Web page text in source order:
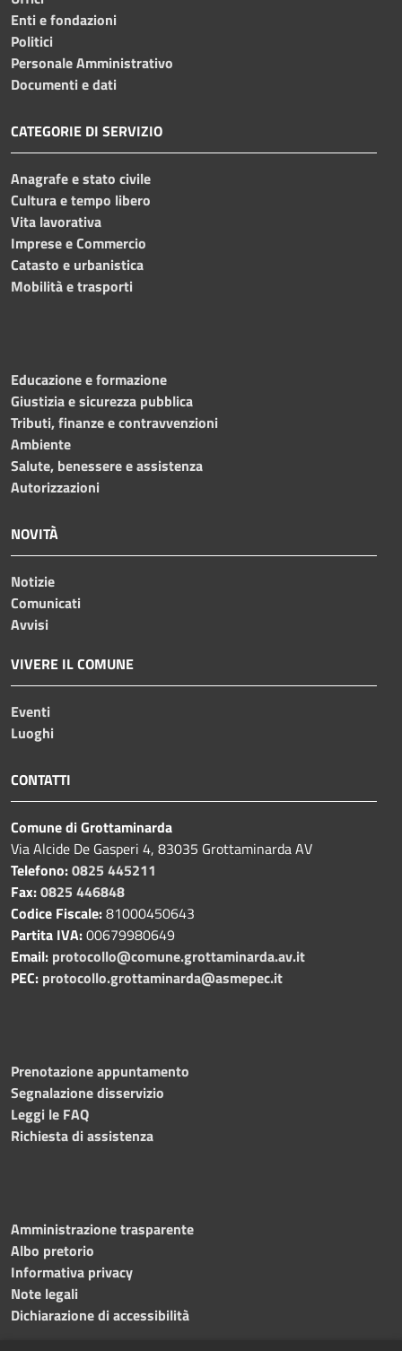
Enti e fondazioni
Politici
Personale Amministrativo
Documenti e dati
CATEGORIE DI SERVIZIO
Anagrafe e stato civile
Cultura e tempo libero
Vita lavorativa
Imprese e Commercio
Catasto e urbanistica
Mobilità e trasporti
Educazione e formazione
Giustizia e sicurezza pubblica
Tributi, finanze e contravvenzioni
Ambiente
Salute, benessere e assistenza
Autorizzazioni
NOVITÀ
Notizie
Comunicati
Avvisi
VIVERE IL COMUNE
Eventi
Luoghi
CONTATTI
Comune di Grottaminarda
Via Alcide De Gasperi 4, 83035 Grottaminarda AV
Telefono:0825 445211
Fax:0825 446848
Codice Fiscale:81000450643
Partita IVA:00679980649
Email: protocollo@comune.grottaminarda.av.it
PEC: protocollo.grottaminarda@asmepec.it
Prenotazione appuntamento
Segnalazione disservizio
Leggi le FAQ
Richiesta di assistenza
Amministrazione trasparente
Albo pretorio
Informativa privacy
Note legali
Dichiarazione di accessibilità